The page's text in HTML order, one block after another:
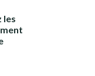
les